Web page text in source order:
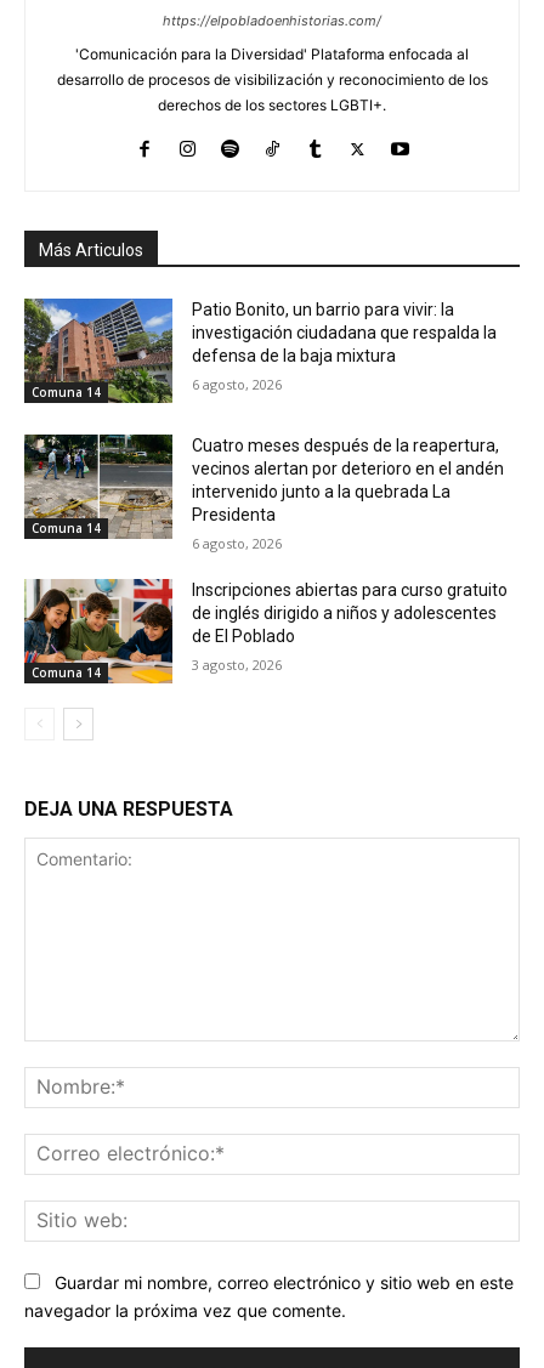
https://elpobladoenhistorias.com/
'Comunicación para la Diversidad' Plataforma enfocada al
desarrollo de procesos de visibilización y reconocimiento de los
derechos de los sectores LGBTI+.
Más Articulos
Comuna 14
Patio Bonito, un barrio para vivir: la
investigación ciudadana que respalda la
defensa de la baja mixtura
6 agosto, 2026
Comuna 14
Cuatro meses después de la reapertura,
vecinos alertan por deterioro en el andén
intervenido junto a la quebrada La
Presidenta
6 agosto, 2026
Comuna 14
Inscripciones abiertas para curso gratuito
de inglés dirigido a niños y adolescentes
de El Poblado
3 agosto, 2026
DEJA UNA RESPUESTA
Guardar mi nombre, correo electrónico y sitio web en este
navegador la próxima vez que comente.